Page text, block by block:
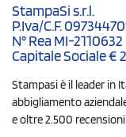
StampaSi s.r.l.
P.Iva/C.F.
N° Rea MI-2110632
Capitale Sociale €
Stampasi è il leader in
abbigliamento
e oltre 2.500